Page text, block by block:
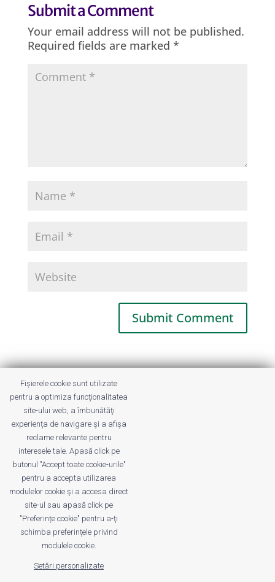
Submit a Comment
Your email address will not be published.
Required fields are marked *
This site uses Akismet to reduce spam.
Learn how your comment data is
processed.
Despre noi Publicitate
Privacy
© UrbanKID. Proiect dezvoltat de Dana și
Fișierele cookie sunt utilizate
pentru a optimiza funcţionalitatea
site-ului web, a îmbunătăţi
experienţa de navigare şi a afişa
reclame relevante pentru
interesele tale. Apasă click pe
butonul "Accept toate cookie-urile"
pentru a accepta utilizarea
modulelor cookie şi a accesa direct
site-ul sau apasă click pe
"Preferințe cookie" pentru a-ţi
schimba preferinţele privind
modulele cookie.
Setări personalizate